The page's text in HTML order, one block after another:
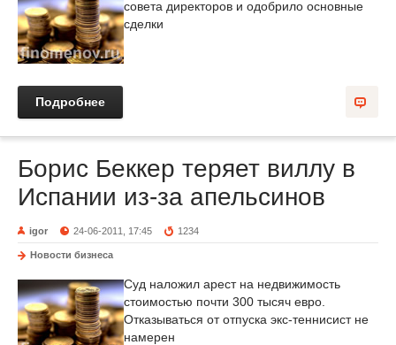
совета директоров и одобрило основные
сделки
Подробнее
Борис Беккер теряет виллу в
Испании из-за апельсинов
igor 24-06-2011, 17:45 1234
Новости бизнеса
Суд наложил арест на недвижимость
стоимостью почти 300 тысяч евро.
Отказываться от отпуска экс-теннисист не
намерен